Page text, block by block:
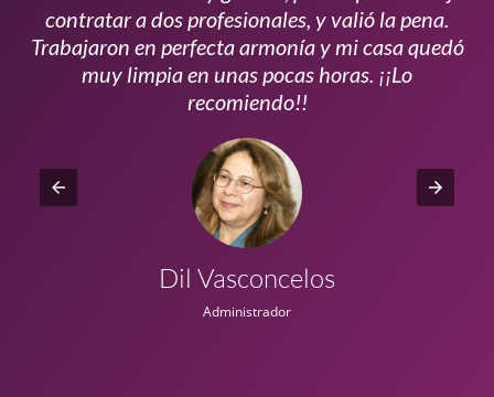
contratar a dos profesionales, y valió la pena.
Trabajaron en perfecta armonía y mi casa quedó
muy limpia en unas pocas horas. ¡¡Lo
recomiendo!!
Dil Vasconcelos
Administrador